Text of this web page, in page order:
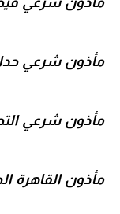
مأذون شرعي
مأذون شرعي
مأذون القاهرة